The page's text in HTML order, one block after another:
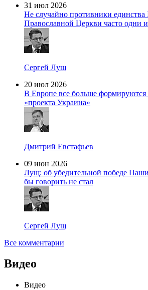
31 июл 2026
Не случайно противники единства
Православной Церкви часто одни
Сергей Лущ
20 июл 2026
В Европе все больше
«проекта Украина»
Дмитрий Евстафьев
09 июн 2026
Лущ: об убедительной победе
бы говорить не стал
Сергей Лущ
Все комментарии
Видео
Видео